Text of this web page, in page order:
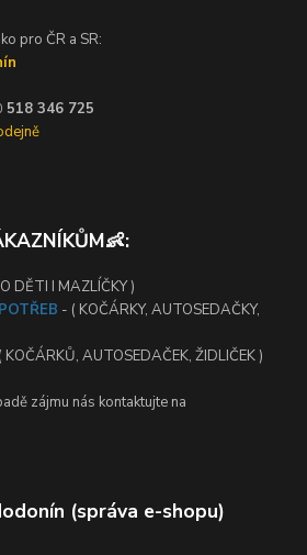
pro ČR a SR:
518 346 725
DĚTI I MAZLÍČKY )
- ( KOČÁRKY, AUTOSEDAČKY,
KOČÁRKŮ, AUTOSEDAČEK, ŽIDLIČEK )
zájmu nás kontaktujte na
(správa e-shopu)